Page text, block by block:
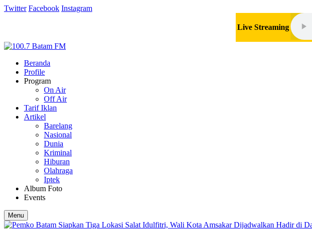
Twitter Facebook Instagram
Live Streaming
Beranda
Profile
Program
On Air
Off Air
Tarif Iklan
Artikel
Barelang
Nasional
Dunia
Kriminal
Hiburan
Olahraga
Iptek
Album Foto
Events
Menu